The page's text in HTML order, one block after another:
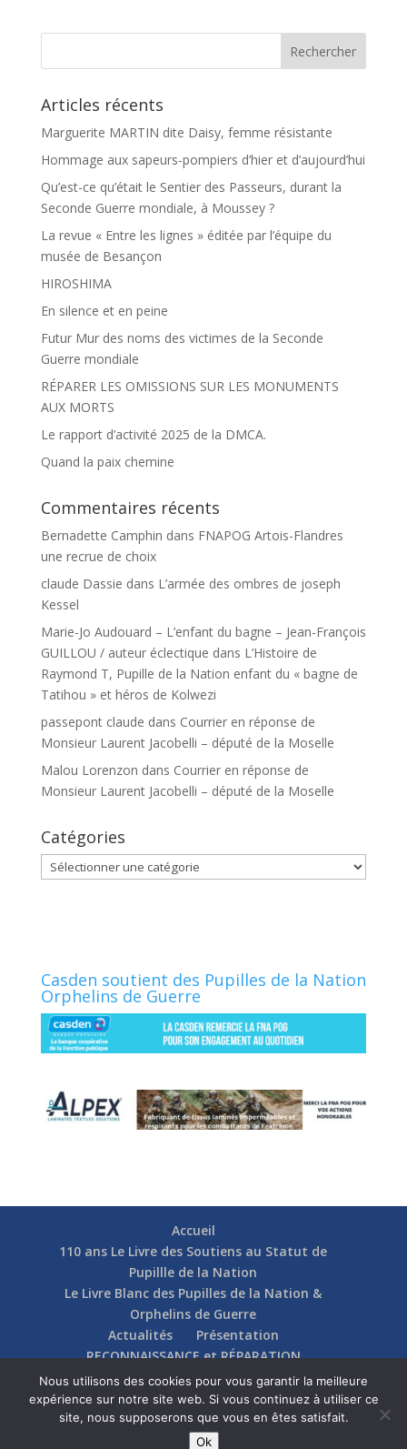
o e
Articles récents
Marguerite MARTIN dite Daisy, femme résistante
Hommage aux sapeurs-pompiers d’hier et d’aujourd’hui
Qu’est-ce qu’était le Sentier des Passeurs, durant la
Seconde Guerre mondiale, à Moussey ?
La revue « Entre les lignes » éditée par l’équipe du
musée de Besançon
HIROSHIMA
En silence et en peine
Futur Mur des noms des victimes de la Seconde
Guerre mondiale
RÉPARER LES OMISSIONS SUR LES MONUMENTS
AUX MORTS
Le rapport d’activité 2025 de la DMCA.
Quand la paix chemine
Commentaires récents
Bernadette Camphin dans FNAPOG Artois-Flandres
une recrue de choix
claude Dassie dans L’armée des ombres de joseph
Kessel
Marie-Jo Audouard – L’enfant du bagne – Jean-François
GUILLOU / auteur éclectique dans L’Histoire de
Raymond T, Pupille de la Nation enfant du « bagne de
Tatihou » et héros de Kolwezi
passepont claude dans Courrier en réponse de
Monsieur Laurent Jacobelli – député de la Moselle
Malou Lorenzon dans Courrier en réponse de
Monsieur Laurent Jacobelli – député de la Moselle
Catégories
Catégories
Casden soutient des Pupilles de la Nation
Orphelins de Guerre
Accueil
110 ans Le Livre des Soutiens au Statut de
Pupillle de la Nation
Le Livre Blanc des Pupilles de la Nation &
Orphelins de Guerre
Actualités
Présentation
RECONNAISSANCE et RÉPARATION
Nos soutiens
Fédérations
Actions
Communication
Contact
Nous utilisons des cookies pour vous garantir la meilleure
expérience sur notre site web. Si vous continuez à utiliser ce
site, nous supposerons que vous en êtes satisfait.
Ok